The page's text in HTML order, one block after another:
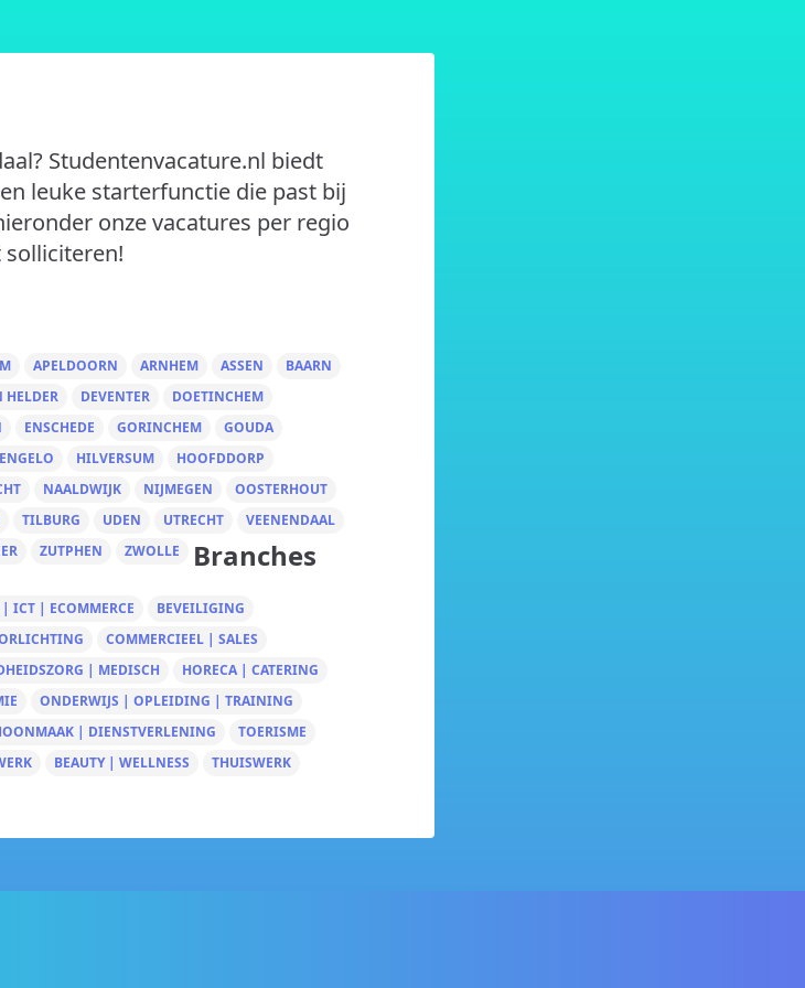
Studentenvacature.nl biedt
leuke starterfunctie die past bij
onze vacatures per regio
solliciteren!
APELDOORN ARNHEM ASSEN
BAARN
HELDER DEVENTER
DOETINCHEM
ENSCHEDE GORINCHEM
GOUDA
HILVERSUM
HOOFDDORP
NAALDWIJK NIJMEGEN
OOSTERHOUT
TILBURG UDEN UTRECHT
VEENENDAAL
ZUTPHEN ZWOLLE Branches
ICT | ECOMMERCE
BEVEILIGING
COMMERCIEEL | SALES
| MEDISCH
HORECA | CATERING
ONDERWIJS | OPLEIDING | TRAINING
| DIENSTVERLENING
TOERISME
BEAUTY | WELLNESS
THUISWERK